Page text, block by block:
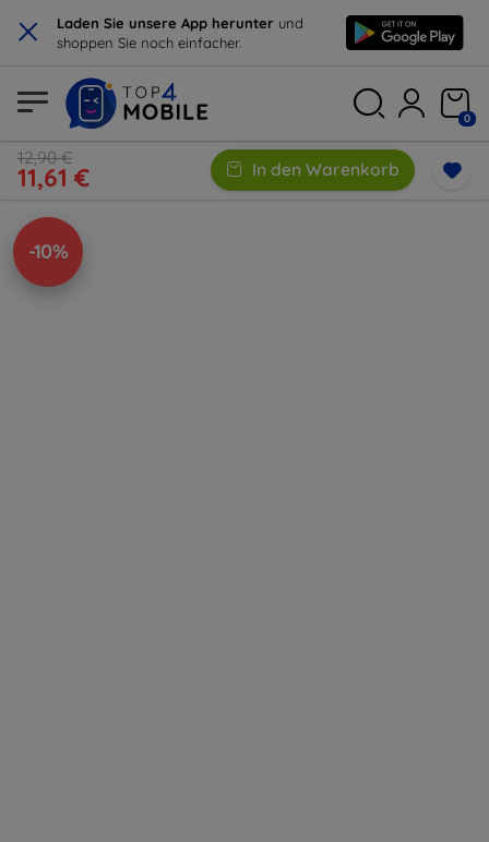
× Laden Sie unsere App herunter und
shoppen Sie noch einfacher.
0
12,90 €
11,61 € In den Warenkorb
-10%